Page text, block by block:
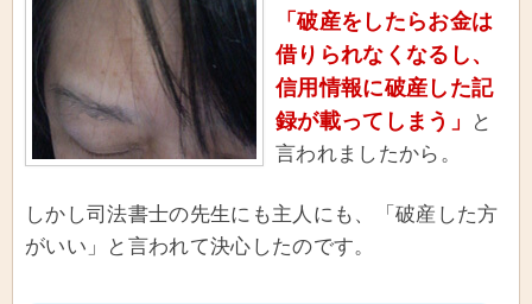
「破産をしたらお金は
借りられなくなるし、
信用情報に破産した記
録が載ってしまう」
と
言われましたから。
しかし司法書士の先生にも主人にも、「破産した方
がいい」と言われて決心したのです。